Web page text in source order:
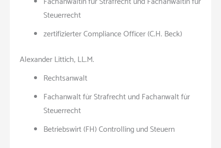
Steuerrecht
zertifizierter Compliance Officer (C.H. Beck)
Alexander Littich, LL.M.
Rechtsanwalt
Fachanwalt für Strafrecht und Fachanwalt für
Steuerrecht
Betriebswirt (FH) Controlling und Steuern